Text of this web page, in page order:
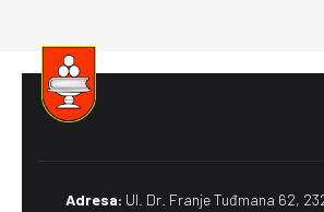
Adresa: Ul. Dr. Franje Tuđmana 62,